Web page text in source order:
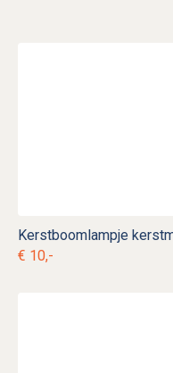
Kerstboomlampje
€ 10,-